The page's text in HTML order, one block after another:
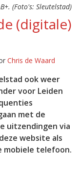
(Foto's: Sleutelstad)
(digitale)
Chris de Waard
ook weer
voor Leiden
met de
uitzendingen via
website als
mobiele telefoon.